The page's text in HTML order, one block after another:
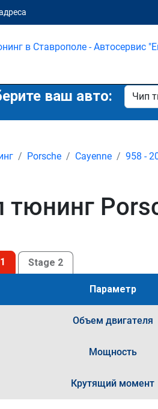
ваш авто:
Porsche Cayenne 958 -
тюнинг
Stage 2
Параметр
Объем двигателя
Мощность
Крутящий момент